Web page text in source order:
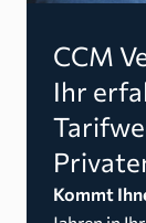
CCM
Ihr
Kommt